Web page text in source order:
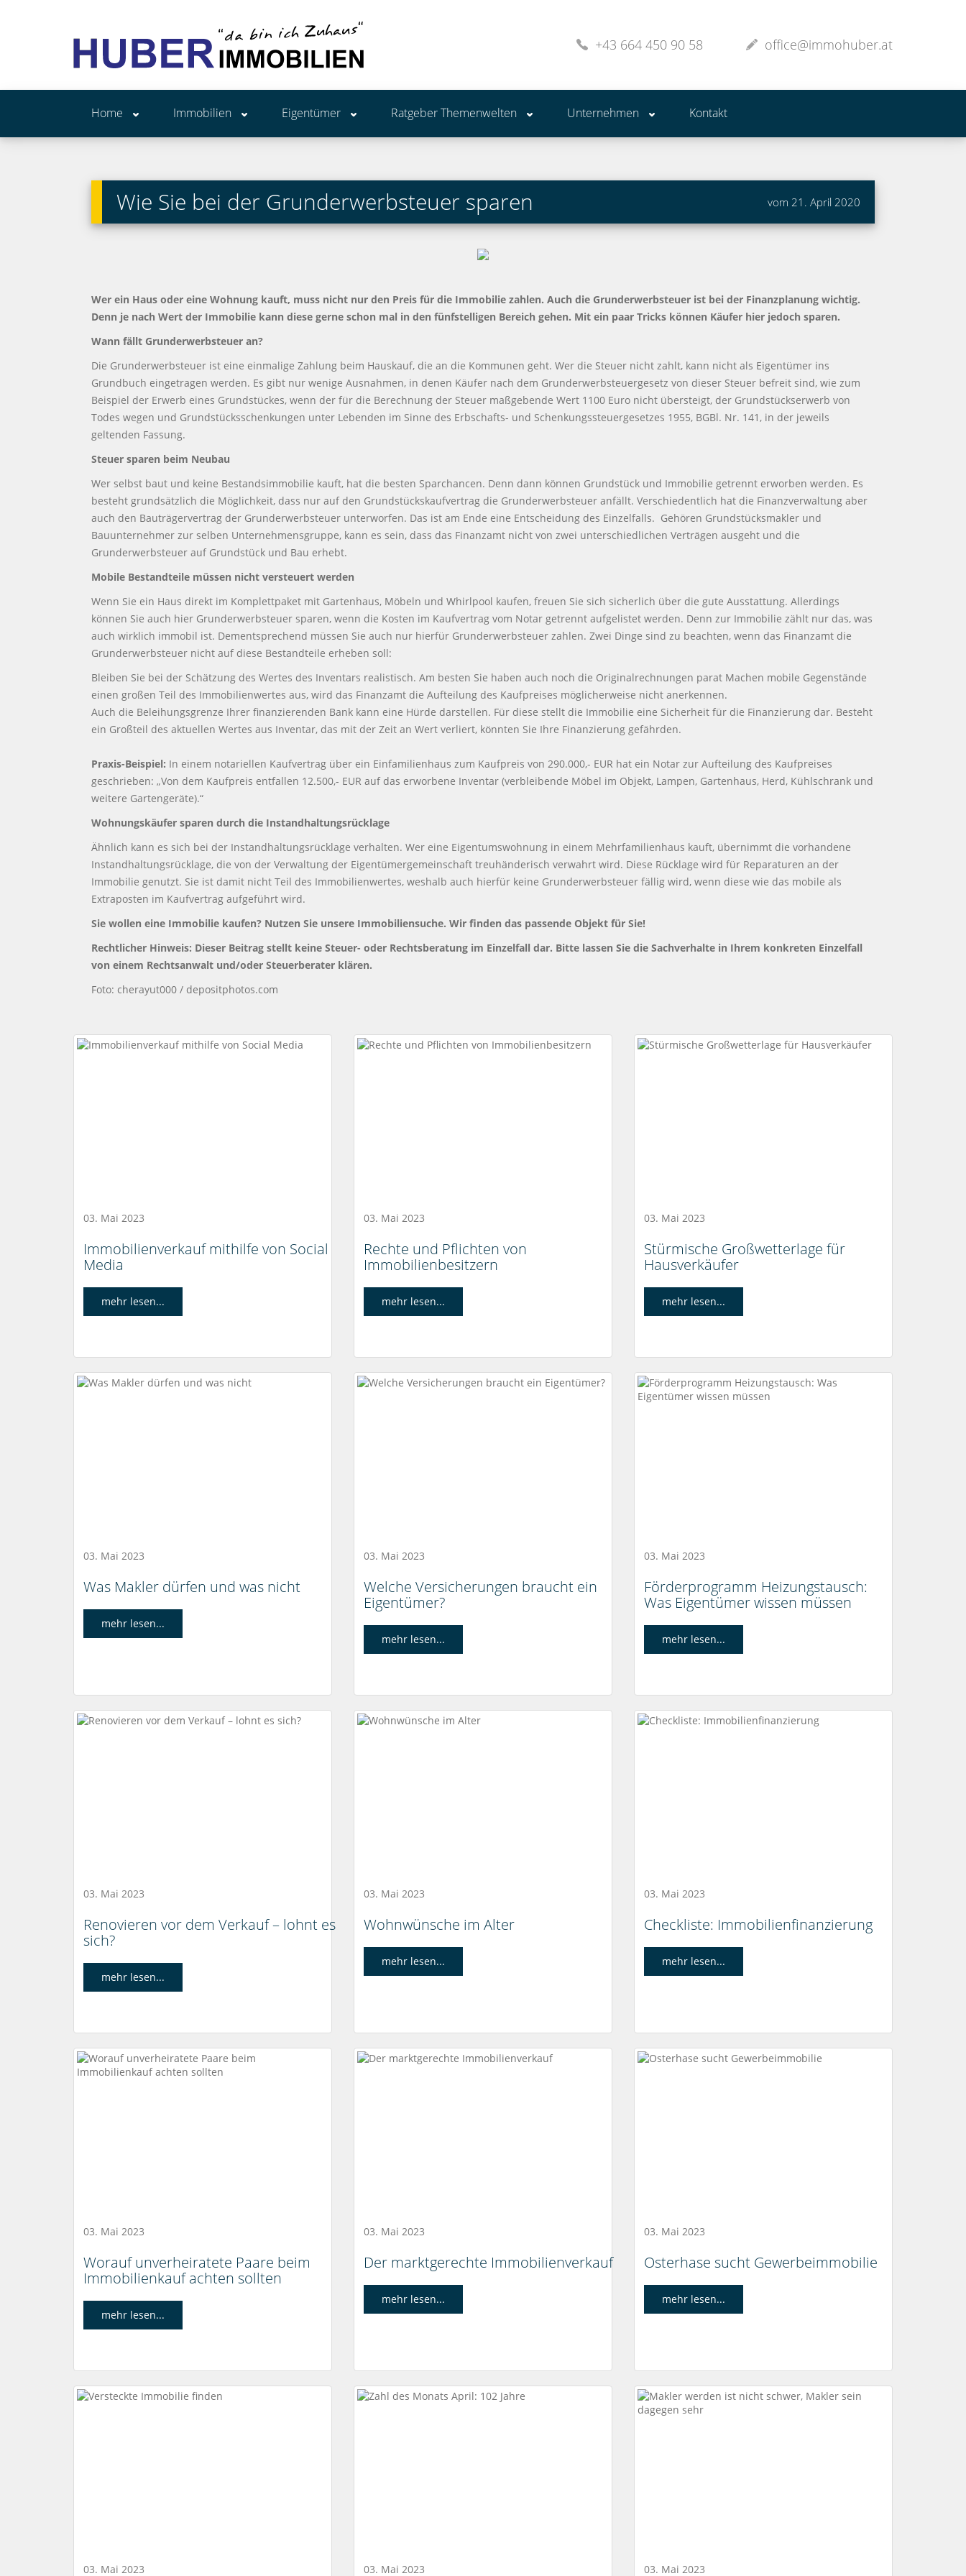
office@immohuber.at
+43 664 450 90 58
Home Immobilien Eigentümer Ratgeber Themenwelten Unternehmen Kontakt
Wie Sie bei der Grunderwerbsteuer sparen vom 21. April 2020
Wer ein Haus oder eine Wohnung kauft, muss nicht nur den Preis für die Immobilie zahlen. Auch die Grunderwerbsteuer ist bei der Finanzplanung wichtig.
Denn je nach Wert der Immobilie kann diese gerne schon mal in den fünfstelligen Bereich gehen. Mit ein paar Tricks können Käufer hier jedoch sparen.
Wann fällt Grunderwerbsteuer an?
Die Grunderwerbsteuer ist eine einmalige Zahlung beim Hauskauf, die an die Kommunen geht. Wer die Steuer nicht zahlt, kann nicht als Eigentümer ins
Grundbuch eingetragen werden. Es gibt nur wenige Ausnahmen, in denen Käufer nach dem Grunderwerbsteuergesetz von dieser Steuer befreit sind, wie zum
Beispiel der Erwerb eines Grundstückes, wenn der für die Berechnung der Steuer maßgebende Wert 1100 Euro nicht übersteigt, der Grundstückserwerb von
Todes wegen und Grundstücksschenkungen unter Lebenden im Sinne des Erbschafts- und Schenkungssteuergesetzes 1955, BGBl. Nr. 141, in der jeweils
geltenden Fassung.
Steuer sparen beim Neubau
Wer selbst baut und keine Bestandsimmobilie kauft, hat die besten Sparchancen. Denn dann können Grundstück und Immobilie getrennt erworben werden. Es
besteht grundsätzlich die Möglichkeit, dass nur auf den Grundstückskaufvertrag die Grunderwerbsteuer anfällt. Verschiedentlich hat die Finanzverwaltung aber
auch den Bauträgervertrag der Grunderwerbsteuer unterworfen. Das ist am Ende eine Entscheidung des Einzelfalls. Gehören Grundstücksmakler und
Bauunternehmer zur selben Unternehmensgruppe, kann es sein, dass das Finanzamt nicht von zwei unterschiedlichen Verträgen ausgeht und die
Grunderwerbsteuer auf Grundstück und Bau erhebt.
Mobile Bestandteile müssen nicht versteuert werden
Wenn Sie ein Haus direkt im Komplettpaket mit Gartenhaus, Möbeln und Whirlpool kaufen, freuen Sie sich sicherlich über die gute Ausstattung. Allerdings
können Sie auch hier Grunderwerbsteuer sparen, wenn die Kosten im Kaufvertrag vom Notar getrennt aufgelistet werden. Denn zur Immobilie zählt nur das, was
auch wirklich immobil ist. Dementsprechend müssen Sie auch nur hierfür Grunderwerbsteuer zahlen. Zwei Dinge sind zu beachten, wenn das Finanzamt die
Grunderwerbsteuer nicht auf diese Bestandteile erheben soll:
Bleiben Sie bei der Schätzung des Wertes des Inventars realistisch. Am besten Sie haben auch noch die Originalrechnungen parat Machen mobile Gegenstände
einen großen Teil des Immobilienwertes aus, wird das Finanzamt die Aufteilung des Kaufpreises möglicherweise nicht anerkennen.
Auch die Beleihungsgrenze Ihrer finanzierenden Bank kann eine Hürde darstellen. Für diese stellt die Immobilie eine Sicherheit für die Finanzierung dar. Besteht
ein Großteil des aktuellen Wertes aus Inventar, das mit der Zeit an Wert verliert, könnten Sie Ihre Finanzierung gefährden.
Praxis-Beispiel: In einem notariellen Kaufvertrag über ein Einfamilienhaus zum Kaufpreis von 290.000,- EUR hat ein Notar zur Aufteilung des Kaufpreises
geschrieben: „Von dem Kaufpreis entfallen 12.500,- EUR auf das erworbene Inventar (verbleibende Möbel im Objekt, Lampen, Gartenhaus, Herd, Kühlschrank und
weitere Gartengeräte).“
Wohnungskäufer sparen durch die Instandhaltungsrücklage
Ähnlich kann es sich bei der Instandhaltungsrücklage verhalten. Wer eine Eigentumswohnung in einem Mehrfamilienhaus kauft, übernimmt die vorhandene
Instandhaltungsrücklage, die von der Verwaltung der Eigentümergemeinschaft treuhänderisch verwahrt wird. Diese Rücklage wird für Reparaturen an der
Immobilie genutzt. Sie ist damit nicht Teil des Immobilienwertes, weshalb auch hierfür keine Grunderwerbsteuer fällig wird, wenn diese wie das mobile als
Extraposten im Kaufvertrag aufgeführt wird.
Sie wollen eine Immobilie kaufen? Nutzen Sie unsere Immobiliensuche. Wir finden das passende Objekt für Sie!
Rechtlicher Hinweis: Dieser Beitrag stellt keine Steuer- oder Rechtsberatung im Einzelfall dar. Bitte lassen Sie die Sachverhalte in Ihrem konkreten Einzelfall
von einem Rechtsanwalt und/oder Steuerberater klären.
Foto: cherayut000 / depositphotos.com
03. Mai 2023
Immobilienverkauf mithilfe von Social
Media
mehr lesen...
03. Mai 2023
Rechte und Pflichten von
Immobilienbesitzern
mehr lesen...
03. Mai 2023
Stürmische Großwetterlage für
Hausverkäufer
mehr lesen...
03. Mai 2023
Was Makler dürfen und was nicht
mehr lesen...
03. Mai 2023
Welche Versicherungen braucht ein
Eigentümer?
mehr lesen...
03. Mai 2023
Förderprogramm Heizungstausch:
Was Eigentümer wissen müssen
mehr lesen...
03. Mai 2023
Renovieren vor dem Verkauf – lohnt es
sich?
mehr lesen...
03. Mai 2023
Wohnwünsche im Alter
mehr lesen...
03. Mai 2023
Checkliste: Immobilienfinanzierung
mehr lesen...
03. Mai 2023
Worauf unverheiratete Paare beim
Immobilienkauf achten sollten
mehr lesen...
03. Mai 2023
Der marktgerechte Immobilienverkauf
mehr lesen...
03. Mai 2023
Osterhase sucht Gewerbeimmobilie
mehr lesen...
03. Mai 2023 03. Mai 2023 03. Mai 2023